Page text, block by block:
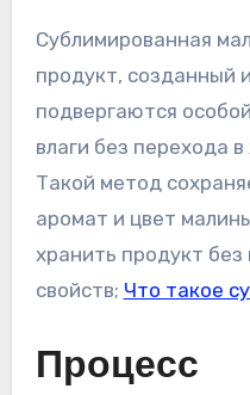
Сублимированная малина представляет собой
продукт, созданный
подвергаются
влаги без перехода
Такой метод
аромат и цвет
хранить продукт
свойств; Что такое
Процесс